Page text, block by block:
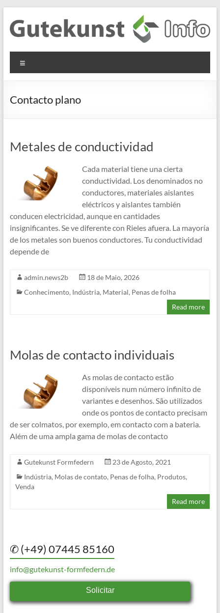
content
Gutekunst
Formfedern
GmbH
Informationen
Flachmaterial
Contacto plano
Metales de conductividad
Cada material tiene una cierta
conductividad. Los denominados no
conductores, materiales aislantes
eléctricos y aislantes también
conducen electricidad, aunque en cantidades
insignificantes. Se ve diferente con Rieles afuera. La mayoría
de los metales son buenos conductores. Tu conductividad
depende de
admin.news2b
18 de Maio, 2026
Conhecimento, Indústria, Material, Penas de folha
Read more
Molas de contacto individuais
As molas de contacto estão
disponíveis num número infinito de
variantes e desenhos. São utilizados
onde os pontos de contacto precisam
de ser colmatos, por exemplo, em contacto com a bateria.
Além de uma ampla gama de molas de contacto
Gutekunst Formfedern
23 de Agosto, 2021
Indústria, Molas de contato, Penas de folha, Produtos,
Venda
Read more
✆ (+49) 07445 85160
info@gutekunst-formfedern.de
Solicitar